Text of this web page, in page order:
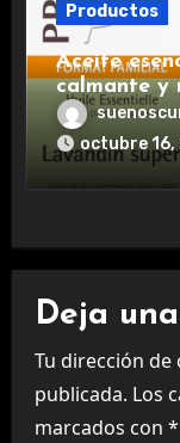
Productos
Aceite
calmante y
octubre 16,
Deja
Tu dirección
publicada. Los
marcados con *